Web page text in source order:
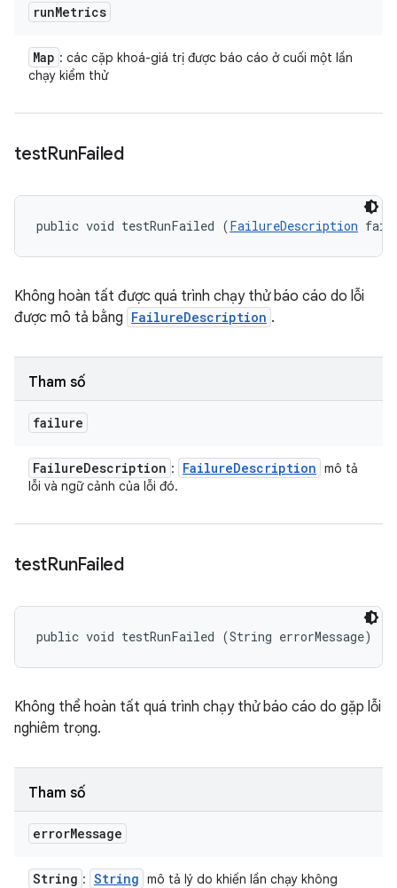
runMetrics
Map : các cặp khoá-giá trị được báo cáo ở cuối một lần
chạy kiểm thử
testRunFailed
public void testRunFailed (FailureDescription
Không hoàn tất được quá trình chạy thử báo cáo do lỗi
được mô tả bằng FailureDescription .
Tham số
failure
FailureDescription : FailureDescription mô tả
lỗi và ngữ cảnh của lỗi đó.
testRunFailed
public void testRunFailed (String errorMessage)
Không thể hoàn tất quá trình chạy thử báo cáo do gặp lỗi
nghiêm trọng.
Tham số
errorMessage
String : String mô tả lý do khiến lần chạy không